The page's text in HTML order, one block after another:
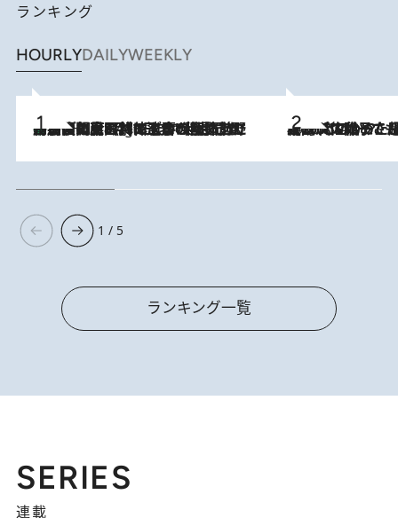
ランキング
HOURLYDAILYWEEKLY
11 Hours Ago
「最後に見られてよかった」上野動物園の東園パンダ舎が解体前に特別公開。8月16日まで延長されたパネル展と共に辿る“半世紀”のパンダ飼育《解体工事の図面あり》 2026.8.5
【阿川佐和子さんの年とる力】なぜ70代で始めた趣味は“こんなに楽しい”のか？ ピアノ、俳句…スランプに陥っても続けられる“ある秘訣”とは
1 / 5
ランキング一覧
SERIES
連載